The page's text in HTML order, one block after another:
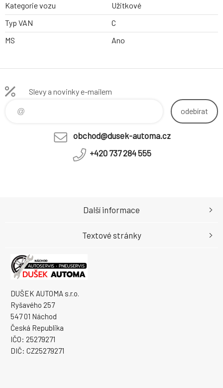
Kategorie vozu
Užitkové
Typ VAN
C
MS
Ano
Slevy a novinky e-mailem
odebírat
obchod@dusek-automa.cz
+420 737 284 555
DUŠEK AUTOMA s.r.o.
Ryšavého 257
547 01 Náchod
Česká Republika
IČO: 25279271
DIČ: CZ25279271
Další informace
Textové stránky